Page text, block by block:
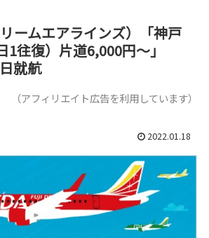
ームエアラインズ）「神戸
1往復）片道6,000円～」
就航
（アフィリエイト広告を利用しています）
2022.01.18